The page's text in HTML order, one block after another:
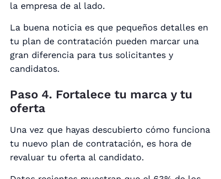
la empresa de al lado.
La buena noticia es que pequeños detalles en
tu plan de contratación pueden marcar una
gran diferencia para tus solicitantes y
candidatos.
Paso 4. Fortalece tu marca y tu
oferta
Una vez que hayas descubierto cómo funciona
tu nuevo plan de contratación, es hora de
revaluar tu oferta al candidato.